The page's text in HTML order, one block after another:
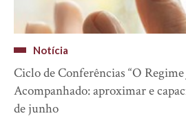
Notícia
Ciclo de Conferências “O
Acompanhado: aproximar e
de junho